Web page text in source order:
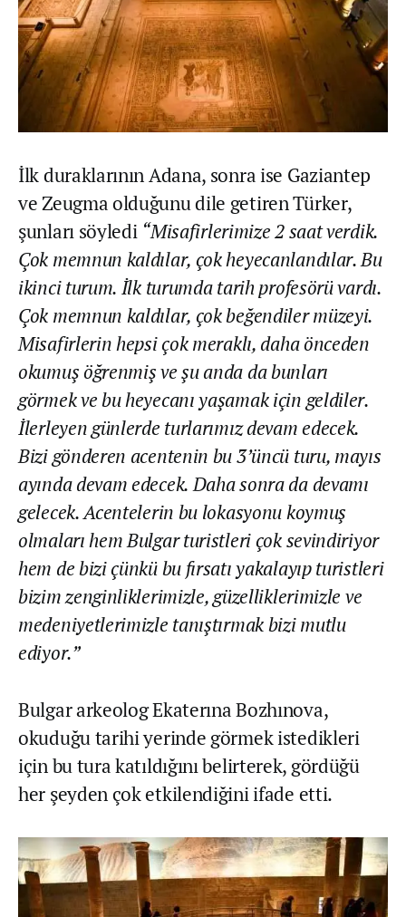
İlk duraklarının Adana, sonra ise Gaziantep
ve Zeugma olduğunu dile getiren Türker,
şunları söyledi “Misafirlerimize 2 saat verdik.
Çok memnun kaldılar, çok heyecanlandılar. Bu
ikinci turum. İlk turumda tarih profesörü vardı.
Çok memnun kaldılar, çok beğendiler müzeyi.
Misafirlerin hepsi çok meraklı, daha önceden
okumuş öğrenmiş ve şu anda da bunları
görmek ve bu heyecanı yaşamak için geldiler.
İlerleyen günlerde turlarımız devam edecek.
Bizi gönderen acentenin bu 3’üncü turu, mayıs
ayında devam edecek. Daha sonra da devamı
gelecek. Acentelerin bu lokasyonu koymuş
olmaları hem Bulgar turistleri çok sevindiriyor
hem de bizi çünkü bu fırsatı yakalayıp turistleri
bizim zenginliklerimizle, güzelliklerimizle ve
medeniyetlerimizle tanıştırmak bizi mutlu
ediyor.”
Bulgar arkeolog Ekaterına Bozhınova,
okuduğu tarihi yerinde görmek istedikleri
için bu tura katıldığını belirterek, gördüğü
her şeyden çok etkilendiğini ifade etti.